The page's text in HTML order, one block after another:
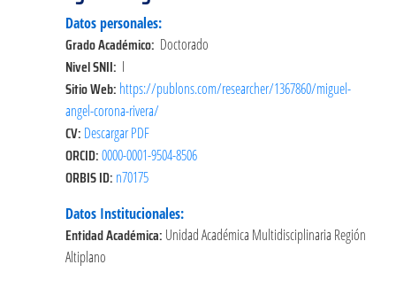
Datos personales:
Grado Académico: Doctorado
Nivel SNII: I
Sitio Web: https://publons.com/researcher/1367860/miguel-
angel-corona-rivera/
CV: Descargar PDF
ORCID:0000-0001-9504-8506
ORBIS ID: n70175
Datos Institucionales:
Entidad Académica: Unidad Académica Multidisciplinaria Región
Altiplano